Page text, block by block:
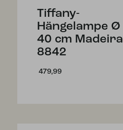
Tiffany-
Hängelampe Ø
40 cm Madeira
8842
479,99